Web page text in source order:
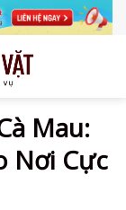
Mau:
Nơi Cực